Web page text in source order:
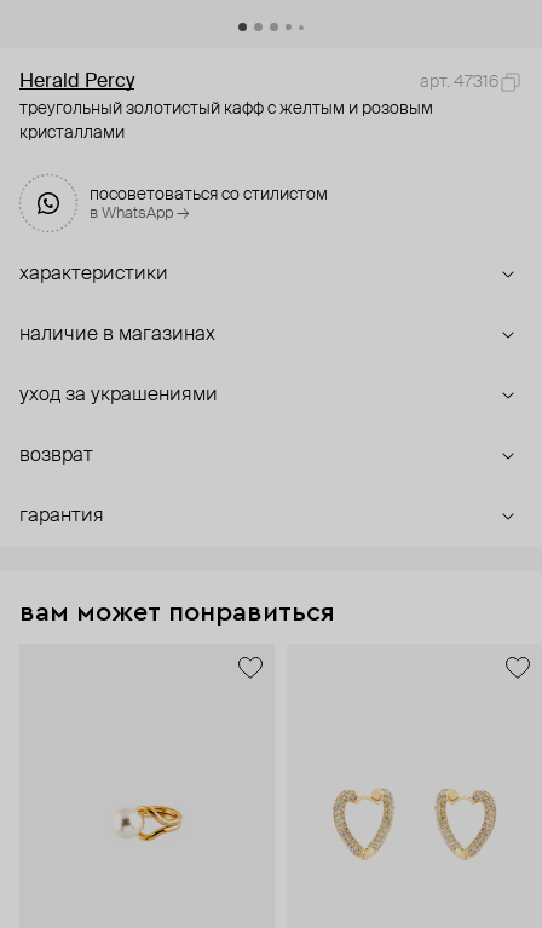
Herald Percy
арт. 47316
треугольный золотистый кафф с желтым и розовым
кристаллами
посоветоваться со стилистом
в WhatsApp →
характеристики
наличие в магазинах
уход за украшениями
возврат
гарантия
вам может понравиться